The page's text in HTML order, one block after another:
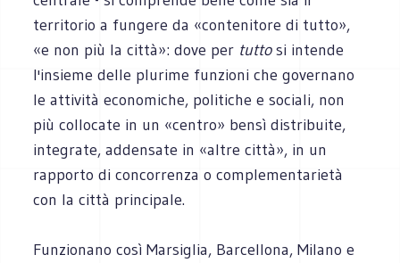
territorio a fungere da «contenitore di tutto»,
«e non più la città»: dove per tuttosi intende
l'insieme delle plurime funzioni che governano
le attività economiche, politiche e sociali, non
più collocate in un «centro» bensì distribuite,
integrate, addensate in «altre città», in un
rapporto di concorrenza o complementarietà
con la città principale.
Funzionano così Marsiglia, Barcellona, Milano e